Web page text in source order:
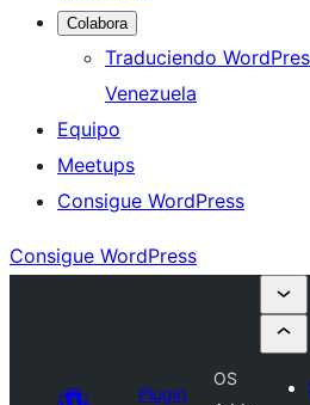
Colabora
Traduciendo
Venezuela
Equipo
Meetups
Consigue WordPress
Consigue WordPress
Plugin
OS